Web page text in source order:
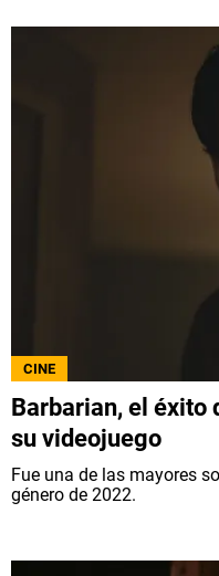
CINE
Barbarian, el éxito
su videojuego
Fue una de las mayores
género de 2022.